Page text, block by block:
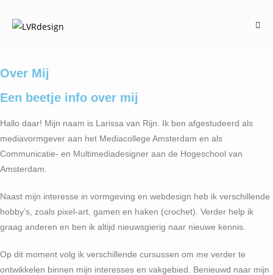
Over Mij
Een beetje info over mij
Hallo daar! Mijn naam is Larissa van Rijn. Ik ben afgestudeerd als
mediavormgever aan het Mediacollege Amsterdam en als
Communicatie- en Multimedia­designer aan de Hogeschool van
Amsterdam.
Naast mijn interesse in vormgeving en webdesign heb ik verschillende
hobby’s, zoals pixel-art, gamen en haken (crochet). Verder help ik
graag anderen en ben ik altijd nieuwsgierig naar nieuwe kennis.
Op dit moment volg ik verschillende cursussen om me verder te
ontwikkelen binnen mijn interesses en vakgebied. Benieuwd naar mijn